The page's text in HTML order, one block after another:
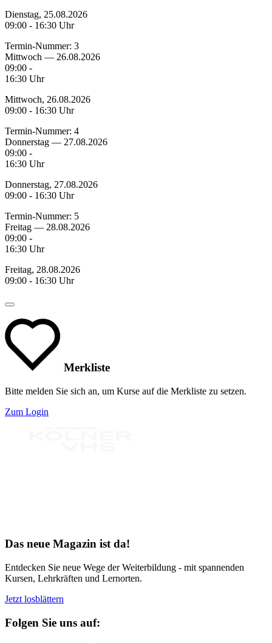
Dienstag, 25.08.2026
09:00 - 16:30 Uhr
Termin-Nummer: 3
Mittwoch — 26.08.2026
09:00 -
16:30 Uhr
Mittwoch, 26.08.2026
09:00 - 16:30 Uhr
Termin-Nummer: 4
Donnerstag — 27.08.2026
09:00 -
16:30 Uhr
Donnerstag, 27.08.2026
09:00 - 16:30 Uhr
Termin-Nummer: 5
Freitag — 28.08.2026
09:00 -
16:30 Uhr
Freitag, 28.08.2026
09:00 - 16:30 Uhr
Merkliste
Bitte melden Sie sich an, um Kurse auf die Merkliste zu setzen.
Zum Login
Das neue Magazin ist da!
Entdecken Sie neue Wege der Weiterbildung - mit spannenden
Kursen, Lehrkräften und Lernorten.
Jetzt losblättern
Folgen Sie uns auf: